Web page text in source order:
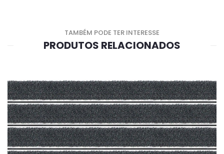
TAMBÉM PODE TER INTERESSE
PRODUTOS RELACIONADOS